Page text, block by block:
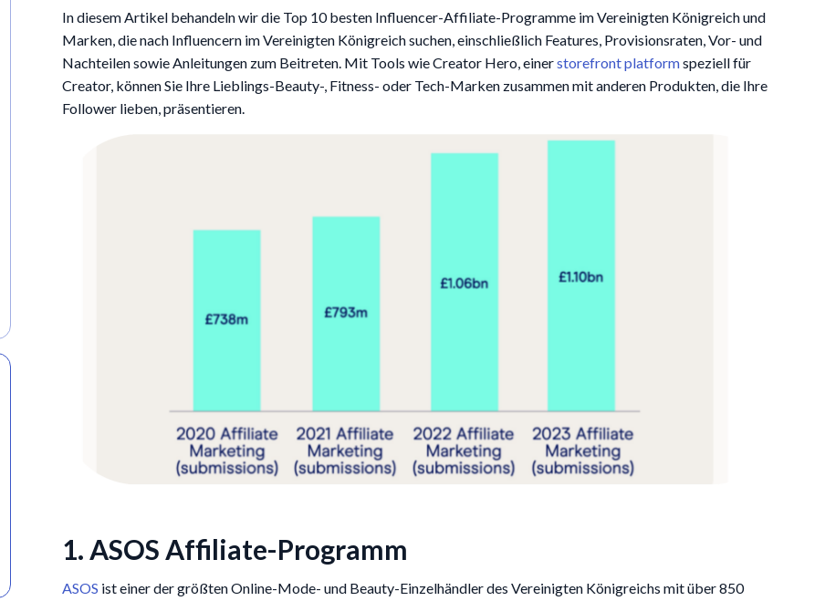
In diesem Artikel behandeln wir die Top 10 besten Influencer-Affiliate-Programme im Vereinigten Königreich und
Marken, die nach Influencern im Vereinigten Königreich suchen, einschließlich Features, Provisionsraten, Vor- und
Nachteilen sowie Anleitungen zum Beitreten. Mit Tools wie Creator Hero, einerstorefront platformspeziell für
Creator, können Sie Ihre Lieblings-Beauty-, Fitness- oder Tech-Marken zusammen mit anderen Produkten, die Ihre
Follower lieben, präsentieren.
1. ASOS Affiliate-Programm
ASOS ist einer der größten Online-Mode- und Beauty-Einzelhändler des Vereinigten Königreichs mit über 850